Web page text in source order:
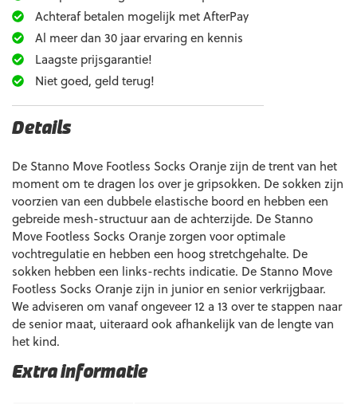
Achteraf betalen mogelijk met AfterPay
Al meer dan 30 jaar ervaring en kennis
Laagste prijsgarantie!
Niet goed, geld terug!
Extra informatie
Details
De Stanno Move Footless Socks Oranje zijn de trent van het
moment om te dragen los over je gripsokken. De sokken zijn
voorzien van een dubbele elastische boord en hebben een
gebreide mesh-structuur aan de achterzijde. De Stanno
Move Footless Socks Oranje zorgen voor optimale
vochtregulatie en hebben een hoog stretchgehalte. De
sokken hebben een links-rechts indicatie. De Stanno Move
Footless Socks Oranje zijn in junior en senior verkrijgbaar.
We adviseren om vanaf ongeveer 12 a 13 over te stappen naar
de senior maat, uiteraard ook afhankelijk van de lengte van
het kind.